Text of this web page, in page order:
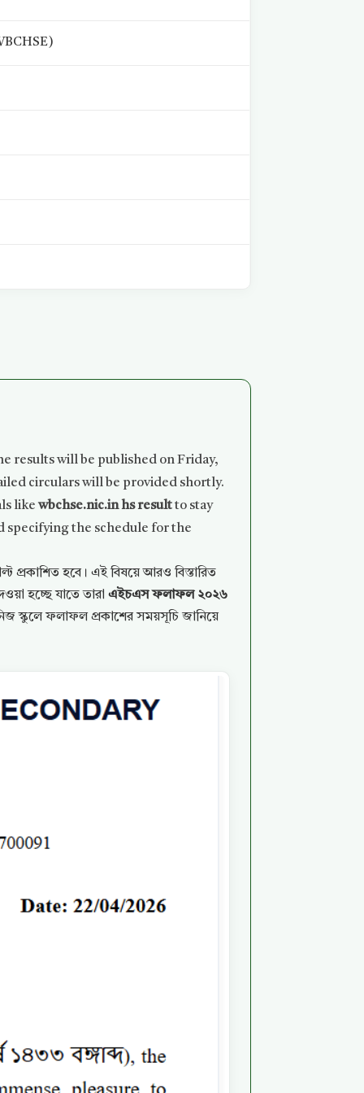
results will be published on Friday,
circulars will be provided shortly.
likewbchse.nic.in hs resultto stay
specifying the schedule for the
প্রকাশিত হবে। এই বিষয়ে আরও বিস্তারিত
হচ্ছে যাতে তারাএইচএস ফলাফল ২০২৬
নিজ স্কুলে ফলাফল প্রকাশের সময়সূচি জানিয়ে